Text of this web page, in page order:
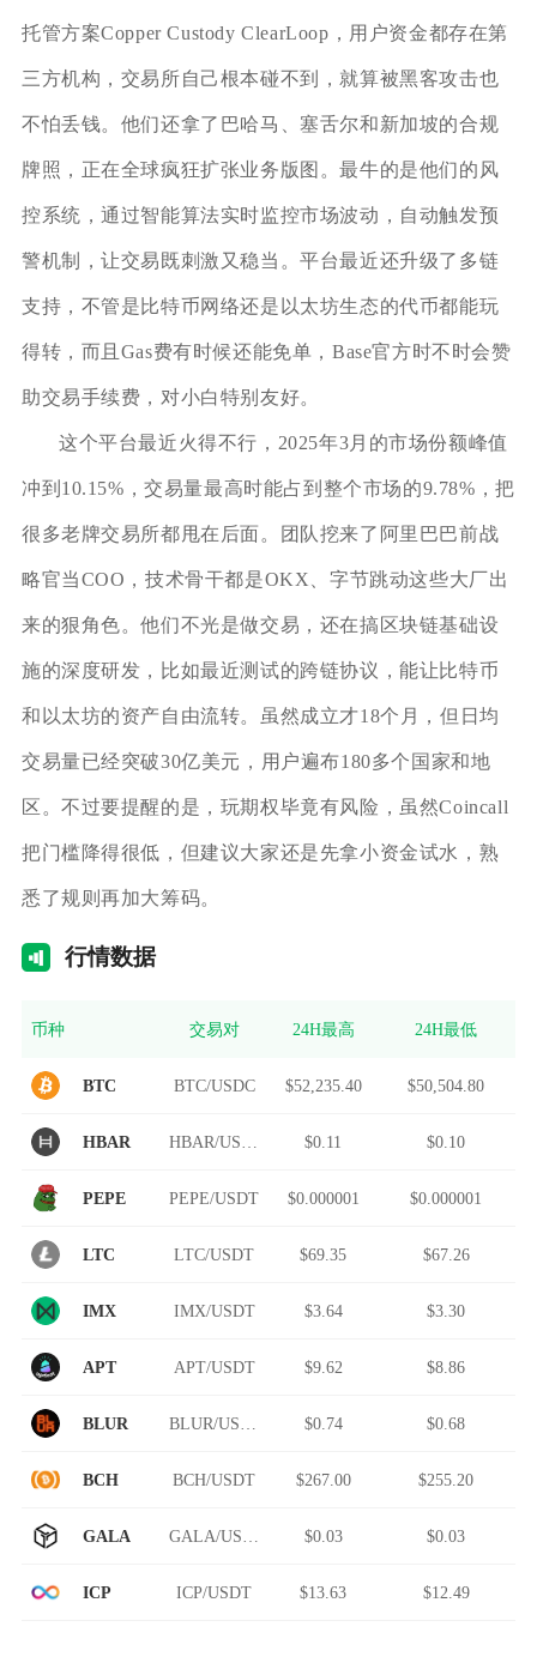
托管方案Copper Custody ClearLoop，用户资金都存在第
三方机构，交易所自己根本碰不到，就算被黑客攻击也
不怕丢钱。他们还拿了巴哈马、塞舌尔和新加坡的合规
牌照，正在全球疯狂扩张业务版图。最牛的是他们的风
控系统，通过智能算法实时监控市场波动，自动触发预
警机制，让交易既刺激又稳当。平台最近还升级了多链
支持，不管是比特币网络还是以太坊生态的代币都能玩
得转，而且Gas费有时候还能免单，Base官方时不时会赞
助交易手续费，对小白特别友好。
这个平台最近火得不行，2025年3月的市场份额峰值
冲到10.15%，交易量最高时能占到整个市场的9.78%，把
很多老牌交易所都甩在后面。团队挖来了阿里巴巴前战
略官当COO，技术骨干都是OKX、字节跳动这些大厂出
来的狠角色。他们不光是做交易，还在搞区块链基础设
施的深度研发，比如最近测试的跨链协议，能让比特币
和以太坊的资产自由流转。虽然成立才18个月，但日均
交易量已经突破30亿美元，用户遍布180多个国家和地
区。不过要提醒的是，玩期权毕竟有风险，虽然Coincall
把门槛降得很低，但建议大家还是先拿小资金试水，熟
悉了规则再加大筹码。
行情数据
币种 交易对 24H最高 24H最低
BTC BTC/USDC $52,235.40 $50,504.80
HBAR $0.11 $0.10
PEPE PEPE/USDT $0.000001 $0.000001
LTC LTC/USDT $69.35 $67.26
IMX IMX/USDT $3.64 $3.30
APT APT/USDT $9.62 $8.86
BLUR $0.74 $0.68
BCH BCH/USDT $267.00 $255.20
GALA $0.03 $0.03
ICP ICP/USDT $13.63 $12.49